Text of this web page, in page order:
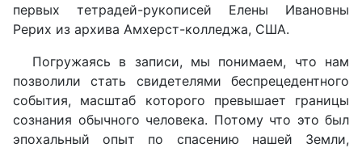
первых тетрадей-рукописей Елены Ивановны
Рерих из архива Амхерст-колледжа, США.
Погружаясь в записи, мы понимаем, что нам
позволили стать свидетелями беспрецедентного
события, масштаб которого превышает границы
сознания обычного человека. Потому что это был
эпохальный опыт по спасению нашей Земли,